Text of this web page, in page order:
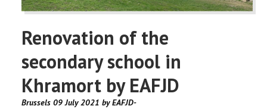
🔔 VERKIEZINGEN 2026 🗳️
KERK
HAY DOUN
VERENIGINGEN
Renovation of the
secondary school in
Khramort by EAFJD
Brussels 09 July 2021 by EAFJD-